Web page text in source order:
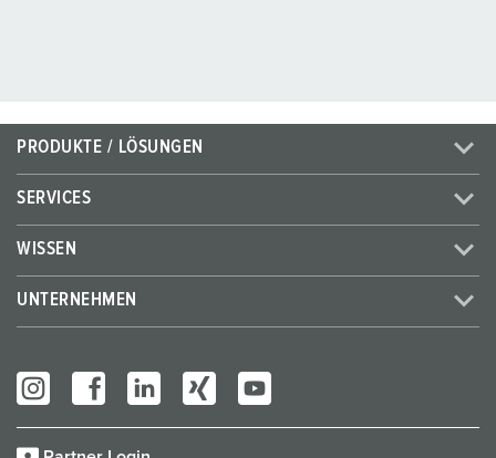
PRODUKTE / LÖSUNGEN
SERVICES
WISSEN
UNTERNEHMEN